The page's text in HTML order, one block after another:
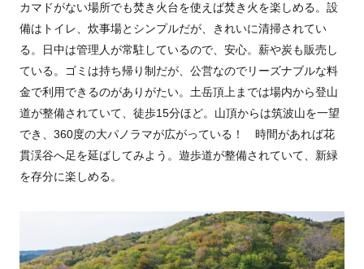
カマドがない場所でも焚き火台を使えば焚き火を楽しめる。設
備はトイレ、炊事場とシンプルだが、きれいに清掃されてい
る。日中は管理人が常駐しているので、安心。薪や炭も販売し
ている。ゴミは持ち帰り制だが、公営なのでリーズナブルな料
金で利用できるのがありがたい。土岳頂上までは場内から登山
道が整備されていて、徒歩15分ほど。山頂からは筑波山を一望
でき、360度の大パノラマが広がっている！ 時間があれば花
貫渓谷へ足を延ばしてみよう。遊歩道が整備されていて、新緑
を存分に楽しめる。